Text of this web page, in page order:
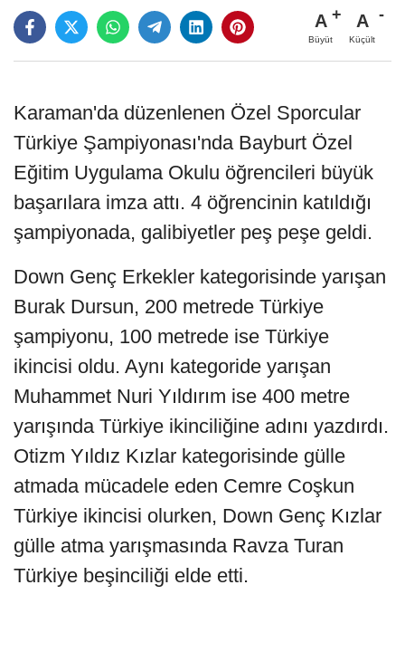
A
Büyüt
A
Küçült
Karaman'da düzenlenen Özel Sporcular
Türkiye Şampiyonası'nda Bayburt Özel
Eğitim Uygulama Okulu öğrencileri büyük
başarılara imza attı. 4 öğrencinin katıldığı
şampiyonada, galibiyetler peş peşe geldi.
Down Genç Erkekler kategorisinde yarışan
Burak Dursun, 200 metrede Türkiye
şampiyonu, 100 metrede ise Türkiye
ikincisi oldu. Aynı kategoride yarışan
Muhammet Nuri Yıldırım ise 400 metre
yarışında Türkiye ikinciliğine adını yazdırdı.
Otizm Yıldız Kızlar kategorisinde gülle
atmada mücadele eden Cemre Coşkun
Türkiye ikincisi olurken, Down Genç Kızlar
gülle atma yarışmasında Ravza Turan
Türkiye beşinciliği elde etti.